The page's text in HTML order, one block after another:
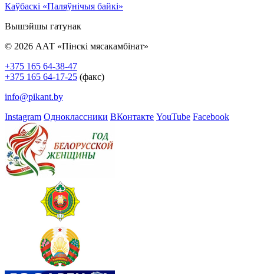
Каўбаскі «Паляўнічыя байкі»
Вышэйшы гатунак
© 2026 ААТ «Пінскі мясакамбінат»
+375 165 64-38-47
+375 165 64-17-25 (факс)
info@pikant.by
Instagram Одноклассники ВКонтакте YouTube Facebook